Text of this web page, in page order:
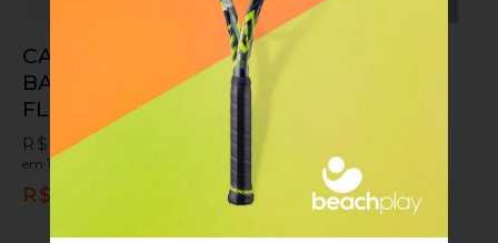
CAMISETA FILA
BASIC VERDE
FLORESTA
R$ 134,90
em10x sem juros
R$
SHORTS ALTO
GIRO TULE
LARETAL AZUL
199,90 R$
em 10x sem juros ou
no pix